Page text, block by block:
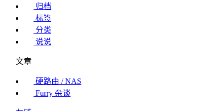
归档
标签
分类
说说
文章
硬路由 / NAS
Furry 杂谈